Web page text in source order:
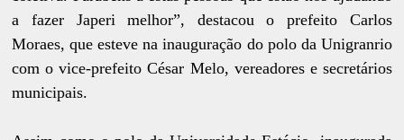
a fazer Japeri melhor”, destacou o prefeito Carlos
Moraes, que esteve na inauguração do polo da Unigranrio
com o vice-prefeito César Melo, vereadores e secretários
municipais.